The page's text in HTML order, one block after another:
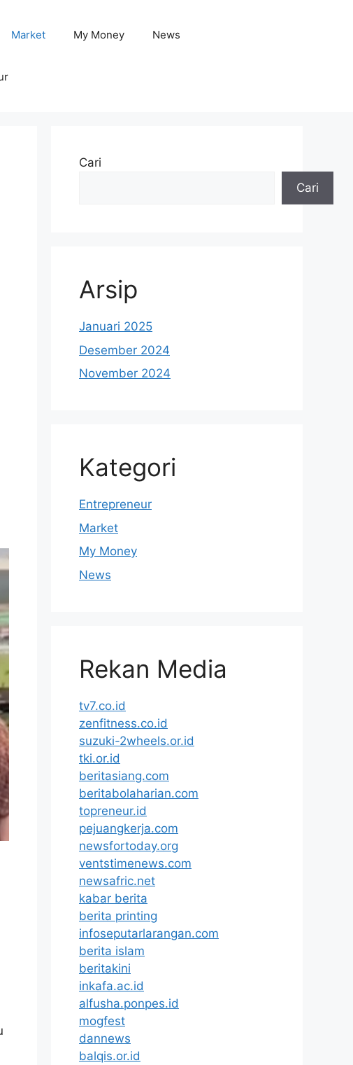
Market My Money News
Cari
Cari
Arsip
Januari 2025
Desember 2024
November 2024
Kategori
Entrepreneur
Market
My Money
News
Rekan Media
tv7.co.id
zenfitness.co.id
suzuki-2wheels.or.id
tki.or.id
beritasiang.com
beritabolaharian.com
topreneur.id
pejuangkerja.com
newsfortoday.org
ventstimenews.com
newsafric.net
kabar berita
berita printing
infoseputarlarangan.com
berita islam
beritakini
inkafa.ac.id
alfusha.ponpes.id
mogfest
dannews
balqis.or.id